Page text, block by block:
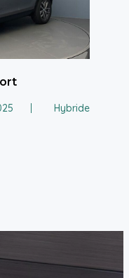
Hybride